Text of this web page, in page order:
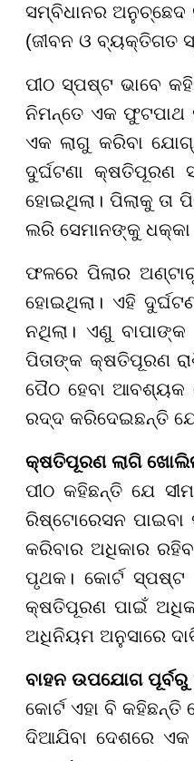
ସମ୍ବିଧାନର ଅନୁଚ୍ଛେଦ
(ଜୀବନ ଓ ବ୍ୟକ୍ତିଗତ
ପୀଠ ସ୍ପଷ୍ଟ ଭାବେ
ନିମନ୍ତେ ଏକ ଫୁଟପାଥ
ଏକ ଲାଗୁ କରିବା
ଦୁର୍ଘଟଣା କ୍ଷତିପୂରଣ
ହୋଇଥିଲା। ପିଲାକୁ ତା
ଲରି ସେମାନଙ୍କୁ ଧକ୍କା
ଫଳରେ ପିଲାର
ହୋଇଥିଲା। ଏହି
ନଥିଲା। ଏଣୁ
ପିତାଙ୍କ କ୍ଷତିପୂରଣ
ପୈଠ ହେବା ଆବଶ୍ୟକ
ରଦ୍ଦ କରିଦେଇଛନ୍ତି
କ୍ଷତିପୂରଣ ଲାଗି
ପୀଠ କହିଛନ୍ତି ଯେ
ରିଷ୍ଟୋରେସନ
କରିବାର ଅଧିକାର
ପୃଥକ। କୋର୍ଟ
କ୍ଷତିପୂରଣ ପାଇଁ
ଅଧିନିୟମ ଅନୁସାରେ
ବାହନ ଉପଯୋଗ ପୂର୍ବରୁ
କୋର୍ଟ ଏହା ବି
ଦିଆଯିବା ଦେଶରେ ଏକ